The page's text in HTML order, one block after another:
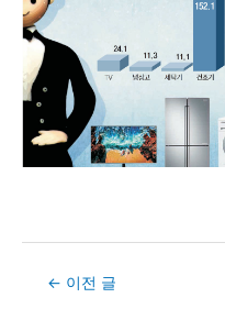
Post← 이전 글